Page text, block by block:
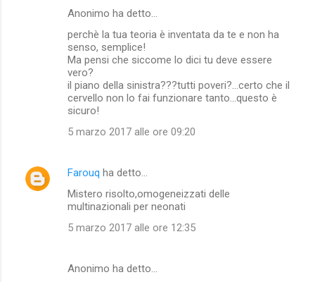
Anonimo ha detto…
perchè la tua teoria è inventata da te e non ha
senso, semplice!
Ma pensi che siccome lo dici tu deve essere
vero?
il piano della sinistra???tutti poveri?...certo che il
cervello non lo fai funzionare tanto...questo è
sicuro!
5 marzo 2017 alle ore 09:20
Farouq ha detto…
Mistero risolto,omogeneizzati delle
multinazionali per neonati
5 marzo 2017 alle ore 12:35
Anonimo ha detto…